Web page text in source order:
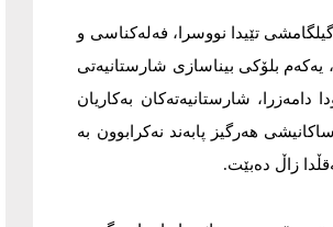
تێیدا نووسرا، فەلەکناسی و
یەکەم بلۆکی بیناسازی شارستانیەتی
دامەزرا، شارستانیەتەکان بەکاریان
ھەرگیز پابەند نەکرابوون بە
زاڵ دەبێت.